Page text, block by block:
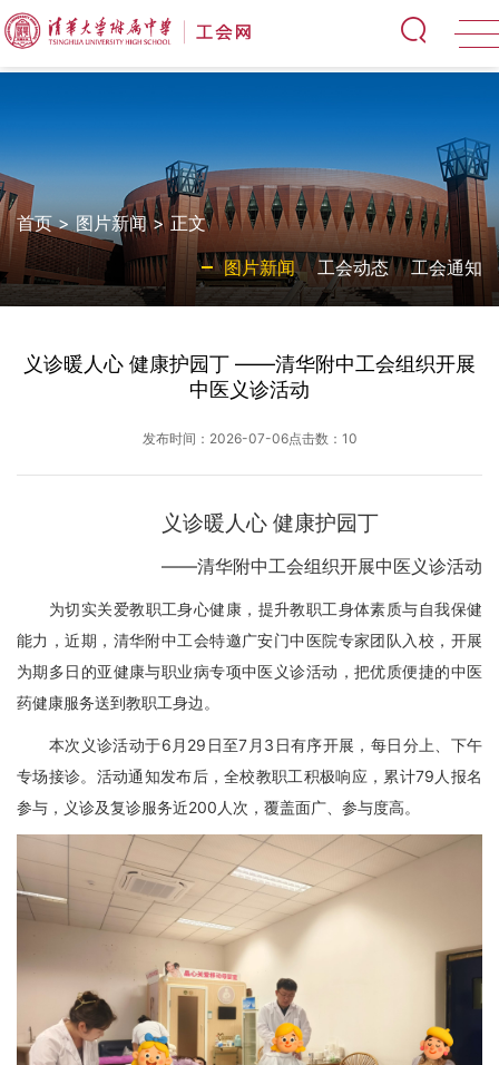
首页>图片新闻> 正文
图片新闻
工会动态 工会通知
义诊暖人心 健康护园丁 ——清华附中工会组织开展
中医义诊活动
发布时间：2026-07-06点击数： 10
义诊暖人心 健康护园丁
——清华附中工会组织开展中医义诊活动
为切实关爱教职工身心健康，提升教职工身体素质与自我保健
能力，近期，清华附中工会特邀广安门中医院专家团队入校，开展
为期多日的亚健康与职业病专项中医义诊活动，把优质便捷的中医
药健康服务送到教职工身边。
本次义诊活动于6 月 29 日至7 月 3 日有序开展，每日分上、下午
专场接诊。活动通知发布后，全校教职工积极响应，累计79 人报名
参与，义诊及复诊服务近200 人次，覆盖面广、参与度高。